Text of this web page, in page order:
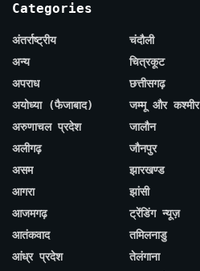
Categories
अंतर्राष्ट्रीय
अन्य
अपराध
अयोध्या (फैजाबाद)
अरुणाचल प्रदेश
अलीगढ़
असम
आगरा
आजमगढ़
आतंकवाद
आंध्र प्रदेश
चंदौली
चित्रकूट
छत्तीसगढ़
जम्मू और कश्मीर
जालौन
जौनपुर
झारखण्ड
झांसी
ट्रेंडिंग न्यूज़
तमिलनाडु
तेलंगाना